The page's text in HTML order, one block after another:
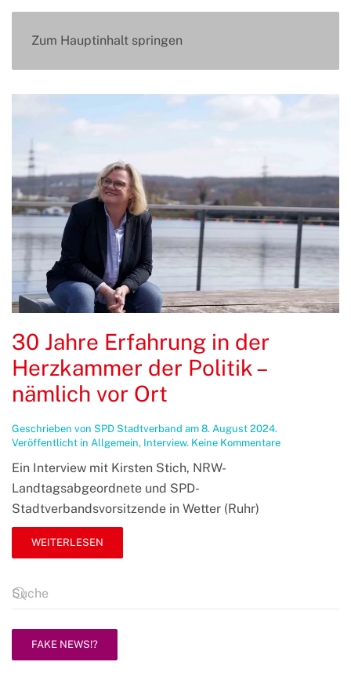
Zum Hauptinhalt springen
30 Jahre Erfahrung in der
Herzkammer der Politik –
nämlich vor Ort
Geschrieben von SPD Stadtverband am 8. August 2024.
Veröffentlicht in Allgemein, Interview. Keine Kommentarezu
Ein Interview mit Kirsten Stich, NRW-
Landtagsabgeordnete und SPD-
Stadtverbandsvorsitzende in Wetter (Ruhr)
WEITERLESEN
FAKE NEWS!?